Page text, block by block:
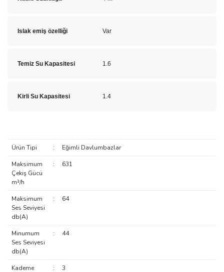
Islak emiş özelliği Var
Temiz Su Kapasitesi 1.6
Kirli Su Kapasitesi 1.4
Ürün Tipi : Eğimli Davlumbazlar
Maksimum
Çekiş Gücü
m³/h
: 631
Maksimum
Ses Seviyesi
db(A)
: 64
Minumum
Ses Seviyesi
db(A)
: 44
Kademe
: 3